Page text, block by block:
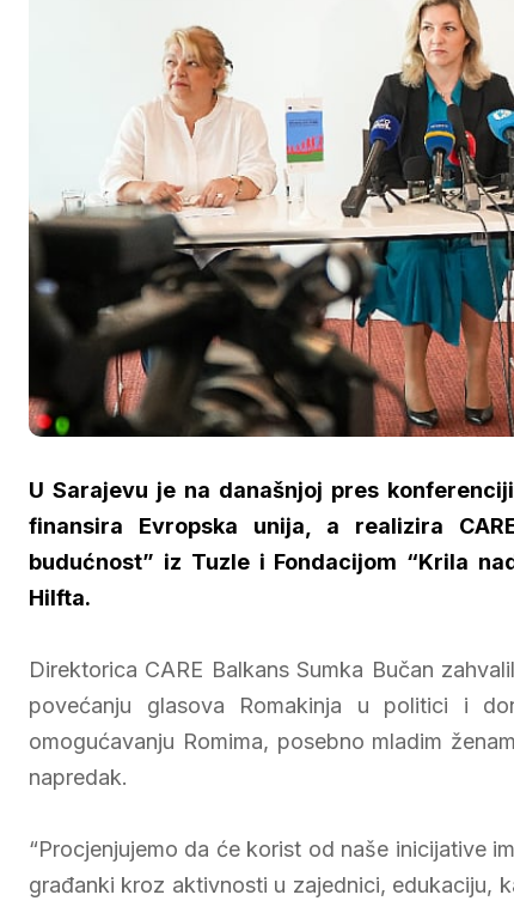
U Sarajevu je na današnjoj pres
finansira Evropska unija, a realizira
budućnost” iz Tuzle i Fondacijom “Krila
Hilfta.
Direktorica CARE Balkans Sumka Bučan
povećanju glasova Romakinja u politici i
omogućavanju Romima, posebno mladim
napredak.
“Procjenjujemo da će korist od naše inicijative
građanki kroz aktivnosti u zajednici, edukaciju,